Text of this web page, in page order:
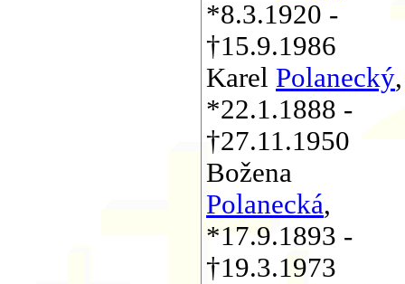
*8.3.1920 -
†15.9.1986
Karel Polanecký,
*22.1.1888 -
†27.11.1950
Božena
Polanecká,
*17.9.1893 -
†19.3.1973